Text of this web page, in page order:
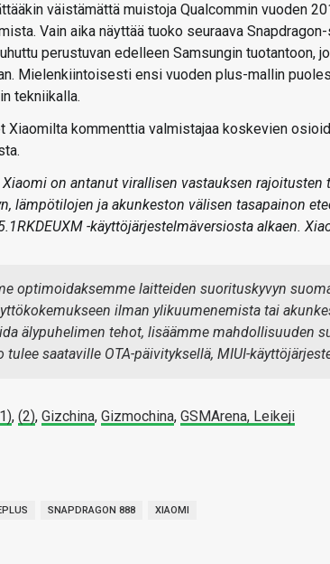
väistämättä muistoja Qualcommin vuoden
Vain aika näyttää tuoko seuraava
perustuvan edelleen Samsungin tuotantoon,
Mielenkiintoisesti ensi vuoden plus-mallin
tekniikalla.
Xiaomilta kommenttia valmistajaa koskevien
Xiaomi on antanut virallisen vastauksen
lämpötilojen ja akunkeston välisen tasapainon
-käyttöjärjestelmäversiosta alkaen.
optimoidaksemme laitteiden suorituskyvyn
ilman ylikuumenemista tai
älypuhelimen tehot, lisäämme mahdollisuuden
saataville OTA-päivityksellä, MIUI-
, (2), Gizchina, Gizmochina, GSMArena, Leikeji
SNAPDRAGON 888 XIAOMI